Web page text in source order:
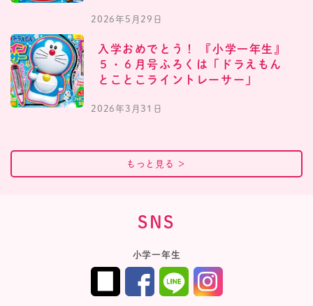
2026年5月29日
入学おめでとう！ 『小学一年生』
５・６月号ふろくは「ドラえもん
とことこライントレーサー」
2026年3月31日
もっと見る ＞
SNS
小学一年生